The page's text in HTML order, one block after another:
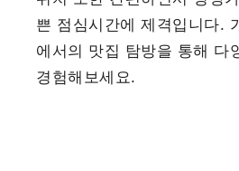
쁜 점심시간에 제격입니다.
에서의 맛집 탐방을 통해 다
경험해보세요.